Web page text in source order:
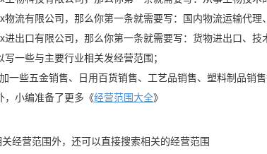
流有限公司，那么你第一条就需要写：国内物流运输代理
出口有限公司，那么你第一条就需要写：货物进出口、技
一些与主要行业相关发经营范围；
一些五金销售、日用百货销售、工艺品销售、塑料制品销售
，小编准备了更多《经营范围大全》
经营范围外，还可以直接搜索相关的经营范围